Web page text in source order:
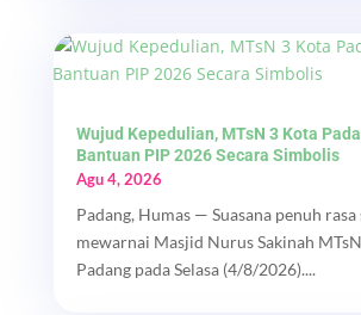
Wujud Kepedulian, MTsN 3 Kota
Bantuan PIP 2026 Secara Simbolis
Agu 4, 2026
Padang, Humas — Suasana penuh
mewarnai Masjid Nurus Sakinah
Padang pada Selasa (4/8/2026)....